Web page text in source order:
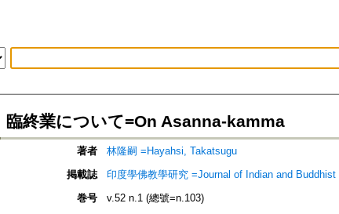
臨終業について=On Asanna-kamma
著者
林隆嗣 =Hayahsi, Takatsugu
掲載誌
印度學佛教學研究 =Journal of Indian and
巻号
v.52 n.1 (總號=n.103)